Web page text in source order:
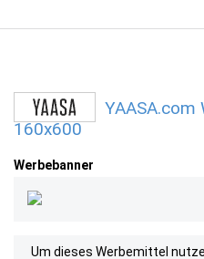
YAASA.com
160x600
Werbebanner
Um dieses Werbemittel